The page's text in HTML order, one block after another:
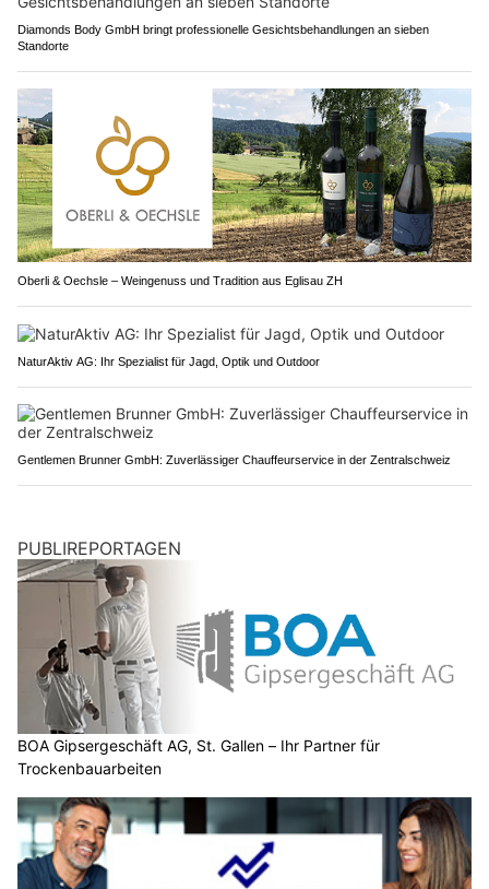
Diamonds Body GmbH bringt professionelle Gesichtsbehandlungen an sieben
Standorte
Oberli & Oechsle – Weingenuss und Tradition aus Eglisau ZH
NaturAktiv AG: Ihr Spezialist für Jagd, Optik und Outdoor
Gentlemen Brunner GmbH: Zuverlässiger Chauffeurservice in der Zentralschweiz
PUBLIREPORTAGEN
BOA Gipsergeschäft AG, St. Gallen – Ihr Partner für
Trockenbauarbeiten